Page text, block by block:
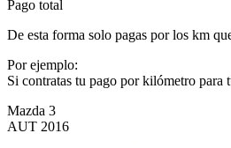
Pago total
De esta forma solo pagas por los km
Por ejemplo:
Si contratas tu pago por kilómetro para
Mazda 3
AUT 2016